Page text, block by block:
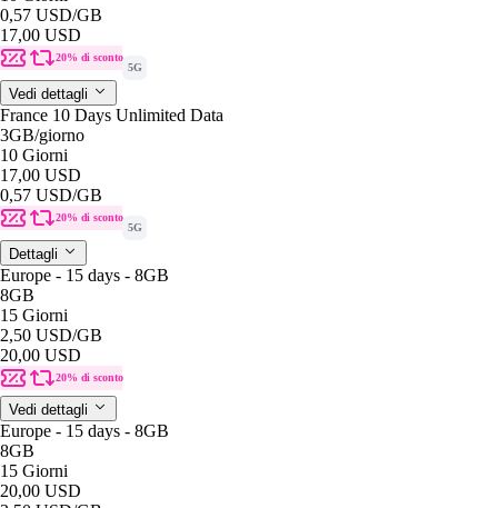
0,57 USD/GB
17,00 USD
20% di sconto
5G
Vedi dettagli
France 10 Days Unlimited Data
3GB/giorno
10 Giorni
17,00 USD
0,57 USD/GB
20% di sconto
5G
Dettagli
Europe - 15 days - 8GB
8GB
15 Giorni
2,50 USD/GB
20,00 USD
20% di sconto
Vedi dettagli
Europe - 15 days - 8GB
8GB
15 Giorni
20,00 USD